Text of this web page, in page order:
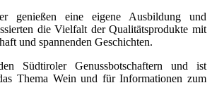
genießen eine eigene Ausbildung und
die Vielfalt der Qualitätsprodukte mit
und spannenden Geschichten.
Südtiroler Genussbotschaftern und ist
Thema Wein und für Informationen zum